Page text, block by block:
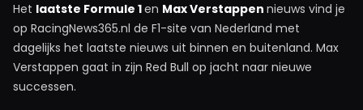
Het laatste Formule 1en Max Verstappen nieuws vind je
op RacingNews365.nl de F1-site van Nederland met
dagelijks het laatste nieuws uit binnen en buitenland. Max
Verstappen gaat in zijn Red Bull op jacht naar nieuwe
successen.